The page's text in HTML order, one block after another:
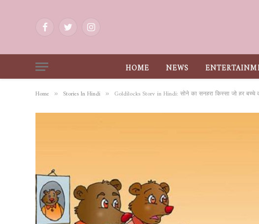
FacebookTwitterInstagram
HOME NEWS
Home » Stories In Hindi » Goldilocks Story in Hindi: सोने का सुनहरा किस्सा जो हर